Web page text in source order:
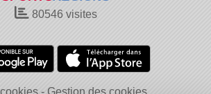
80546visites
Gestion des cookies